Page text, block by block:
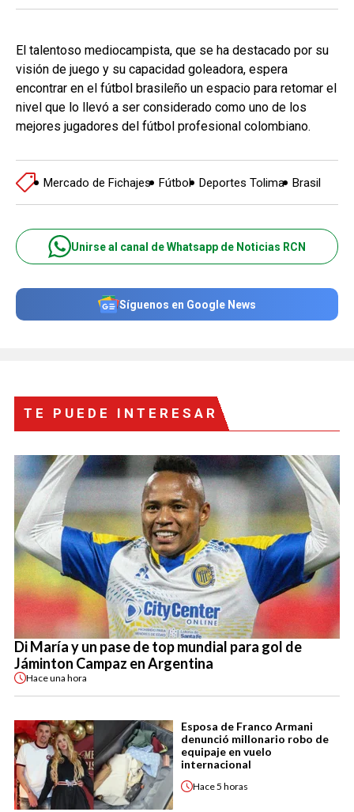
El talentoso mediocampista, que se ha destacado por su
visión de juego y su capacidad goleadora, espera
encontrar en el fútbol brasileño un espacio para retomar el
nivel que lo llevó a ser considerado como uno de los
mejores jugadores del fútbol profesional colombiano.
Mercado de Fichajes Fútbol Deportes Tolima Brasil
Unirse al canal de Whatsapp de Noticias RCN
Síguenos en Google News
TE PUEDE INTERESAR
Di María y un pase de top mundial para gol de
Jáminton Campaz en Argentina
Haceuna hora
Esposa de Franco Armani
denunció millonario robo de
equipaje en vuelo
internacional
Hace5 horas